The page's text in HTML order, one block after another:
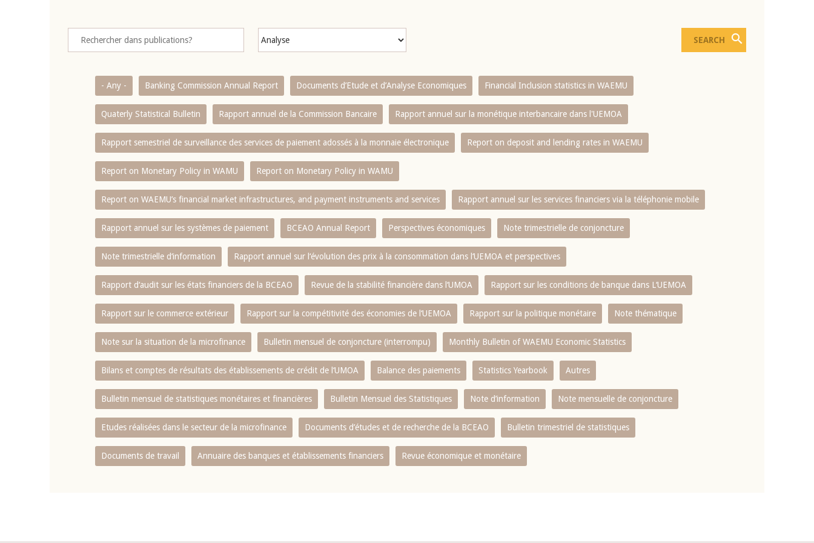
- Any - Banking Commission Annual Report Documents d’Etude et d’Analyse Economiques Financial Inclusion statistics in WAEMU
Quaterly Statistical Bulletin Rapport annuel de la Commission Bancaire Rapport annuel sur la monétique interbancaire dans l'UEMOA
Rapport semestriel de surveillance des services de paiement adossés à la monnaie électronique Report on deposit and lending rates in WAEMU
Report on Monetary Policy in WAMU Report on Monetary Policy in WAMU
Report on WAEMU’s financial market infrastructures, and payment instruments and services Rapport annuel sur les services financiers via la téléphonie mobile
Rapport annuel sur les systèmes de paiement BCEAO Annual Report Perspectives économiques Note trimestrielle de conjoncture
Note trimestrielle d‘information Rapport annuel sur l‘évolution des prix à la consommation dans l‘UEMOA et perspectives
Rapport d‘audit sur les états financiers de la BCEAO Revue de la stabilité financière dans l‘UMOA Rapport sur les conditions de banque dans L‘UEMOA
Rapport sur le commerce extérieur Rapport sur la compétitivité des économies de l‘UEMOA Rapport sur la politique monétaire Note thématique
Note sur la situation de la microfinance Bulletin mensuel de conjoncture (interrompu) Monthly Bulletin of WAEMU Economic Statistics
Bilans et comptes de résultats des établissements de crédit de l‘UMOA Balance des paiements Statistics Yearbook Autres
Bulletin mensuel de statistiques monétaires et financières Bulletin Mensuel des Statistiques Note d’information Note mensuelle de conjoncture
Etudes réalisées dans le secteur de la microfinance Documents d’études et de recherche de la BCEAO Bulletin trimestriel de statistiques
Documents de travail Annuaire des banques et établissements financiers Revue économique et monétaire